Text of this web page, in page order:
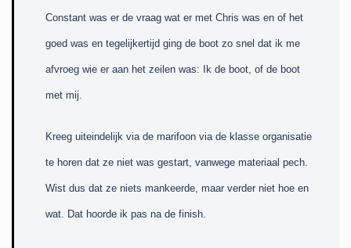
Constant was er de vraag wat er met Chris was en of het
goed was en tegelijkertijd ging de boot zo snel dat ik me
afvroeg wie er aan het zeilen was: Ik de boot, of de boot
met mij.
Kreeg uiteindelijk via de marifoon via de klasse organisatie
te horen dat ze niet was gestart, vanwege materiaal pech.
Wist dus dat ze niets mankeerde, maar verder niet hoe en
wat. Dat hoorde ik pas na de finish.